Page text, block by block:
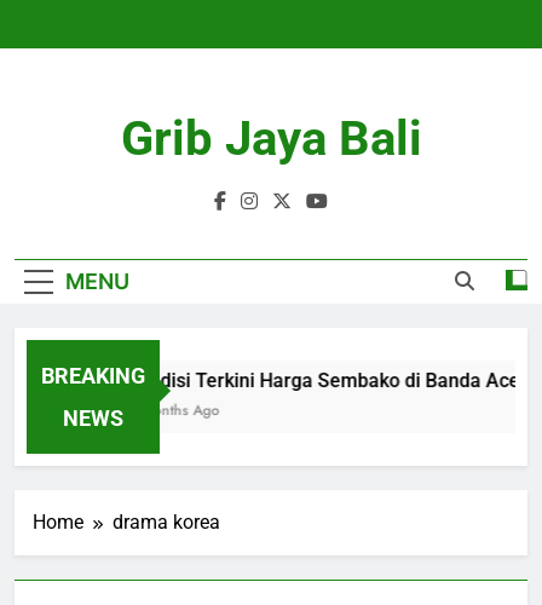
Grib Jaya Bali
MENU
BREAKING
NEWS
Kondisi Terkini Harga Sembako di Banda Aceh
4 Months Ago
Home drama korea